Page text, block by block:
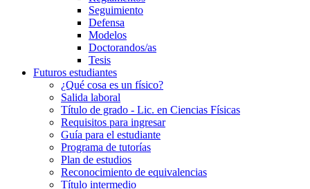
Seguimiento
Defensa
Modelos
Doctorandos/as
Tesis
Futuros estudiantes
¿Qué cosa es un físico?
Salida laboral
Título de grado - Lic. en Ciencias Físicas
Requisitos para ingresar
Guía para el estudiante
Programa de tutorías
Plan de estudios
Reconocimiento de equivalencias
Título intermedio